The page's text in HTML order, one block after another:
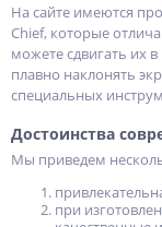
На сайте имеются
Chief, которые
можете сдвигать их
плавно наклонять
специальных
Достоинства
Мы приведем
при